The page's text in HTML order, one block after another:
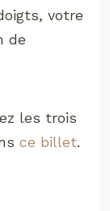
votre
de
les trois
ce billet.